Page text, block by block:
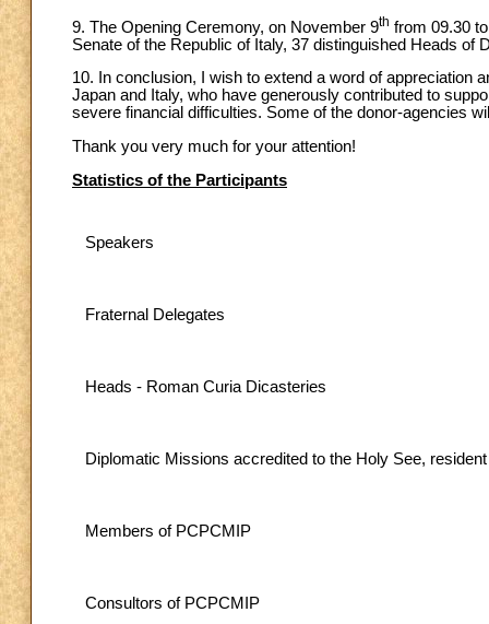
9. The Opening Ceremony, on November 9th from 09.30
Senate of the Republic of Italy, 37 distinguished Heads
10. In conclusion, I wish to extend a word of appreciation
Japan and Italy, who have generously contributed to
severe financial difficulties. Some of the donor-agencies
Thank you very much for your attention!
Statistics of the Participants
Speakers
Fraternal Delegates
Heads - Roman Curia Dicasteries
Diplomatic Missions accredited to the Holy See,
Members of PCPCMIP
Consultors of PCPCMIP